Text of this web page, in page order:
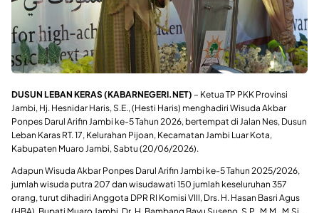
DUSUN LEBAN KERAS (KABARNEGERI.NET) – Ketua TP PKK Provinsi
Jambi, Hj. Hesnidar Haris, S.E., (Hesti Haris) menghadiri Wisuda Akbar
Ponpes Darul Arifin Jambi ke-5 Tahun 2026, bertempat di Jalan Nes, Dusun
Leban Karas RT. 17, Kelurahan Pijoan, Kecamatan Jambi Luar Kota,
Kabupaten Muaro Jambi, Sabtu (20/06/2026).
Adapun Wisuda Akbar Ponpes Darul Arifin Jambi ke-5 Tahun 2025/2026,
jumlah wisuda putra 207 dan wisudawati 150 jumlah keseluruhan 357
orang, turut dihadiri Anggota DPR RI Komisi VIII, Drs. H. Hasan Basri Agus